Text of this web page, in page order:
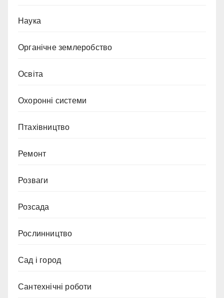
Наука
Органічне землеробство
Освіта
Охоронні системи
Птахівництво
Ремонт
Розваги
Розсада
Рослинництво
Сад і город
Сантехнічні роботи